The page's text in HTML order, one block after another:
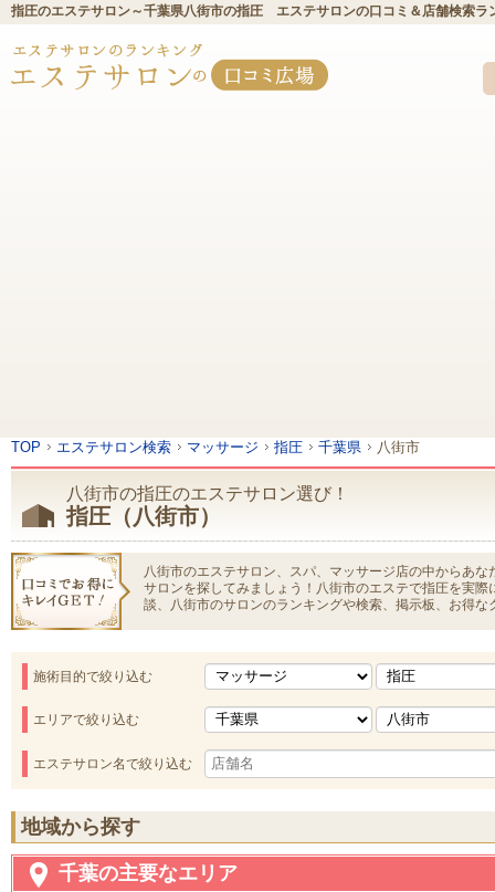
指圧のエステサロン～千葉県八街市の指圧 エステサロンの口コミ＆店舗検索ラ
TOP エステサロン検索 マッサージ 指圧 千葉県 八街市
八街市の指圧のエステサロン選び！
指圧（八街市）
八街市のエステサロン、スパ、マッサージ店の中からあ
サロンを探してみましょう！八街市のエステで指圧を実際
談、八街市のサロンのランキングや検索、掲示板、お得な
施術目的で絞り込む
エリアで絞り込む
エステサロン名で絞り込む
地域から探す
千葉の主要なエリア